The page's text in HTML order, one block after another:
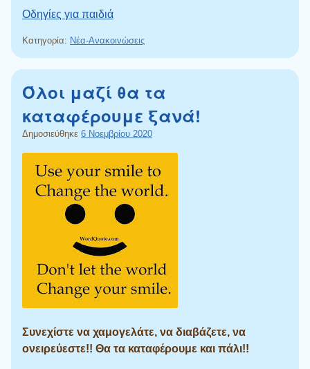
Oδηγίες για παιδιά
Κατηγορία: Νέα-Ανακοινώσεις
Όλοι μαζί θα τα
καταφέρουμε ξανά!
Δημοσιεύθηκε 6 Νοεμβρίου 2020
Συνεχίστε να χαμογελάτε, να διαβάζετε, να
ονειρεύεστε!! Θα τα καταφέρουμε και πάλι!!